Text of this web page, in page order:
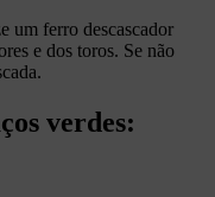
um ferro descascador
e dos toros. Se não
verdes: